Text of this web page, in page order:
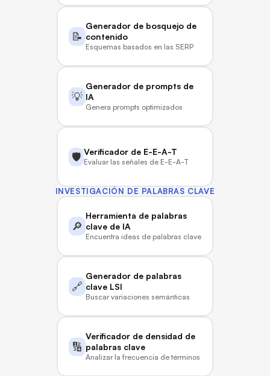
📝
Generador de bosquejo de
contenido
Esquemas basados en las SERP
💡
Generador de prompts de
IA
Genera prompts optimizados
🛡️ Verificador de E-E-A-T
Evaluar las señales de E-E-A-T
INVESTIGACIÓN DE PALABRAS CLAVE
🔎
Herramienta de palabras
clave de IA
Encuentra ideas de palabras clave para la era de la IA
🔗
Generador de palabras
clave LSI
Buscar variaciones semánticas
🔢
Verificador de densidad de
palabras clave
Analizar la frecuencia de términos